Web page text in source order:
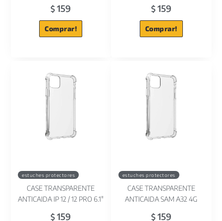
$ 159
Comprar!
$159
Comprar!
estuches protectores
CASE TRANSPARENTE
ANTICAIDA IP 12 / 12 PRO 6.1"
$ 159
estuches protectores
CASE TRANSPARENTE
ANTICAIDA SAM A32 4G
$159